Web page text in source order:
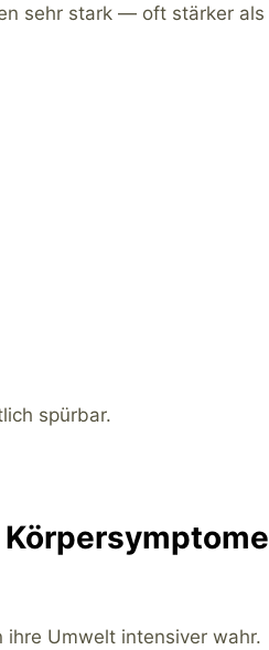
sehr stark — oft stärker als
spürbar.
ihre Umwelt intensiver wahr.